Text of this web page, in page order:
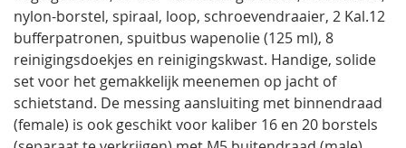
nylon-borstel, spiraal, loop, schroevendraaier, 2 Kal.12
bufferpatronen, spuitbus wapenolie (125 ml), 8
reinigingsdoekjes en reinigingskwast. Handige, solide
set voor het gemakkelijk meenemen op jacht of
schietstand. De messing aansluiting met binnendraad
(female) is ook geschikt voor kaliber 16 en 20 borstels